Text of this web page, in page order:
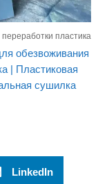
пластика
обезвоживания
| Пластиковая
сушилка
LinkedIn